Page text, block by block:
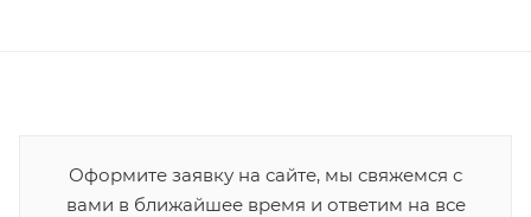
Оформите заявку на сайте, мы свяжемся с
вами в ближайшее время и ответим на все